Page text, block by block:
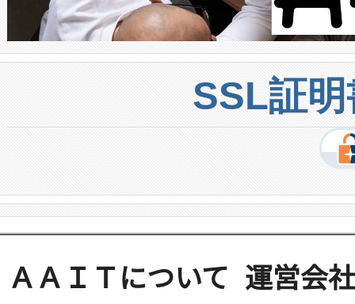
SSL証
ＡＡＩＴについて 運営会社